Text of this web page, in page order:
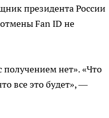
президента России
Fan ID не
получением нет». «Что
все это будет», —